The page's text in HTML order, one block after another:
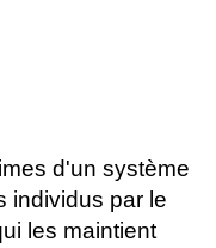
d'un système
individus par le
les maintient